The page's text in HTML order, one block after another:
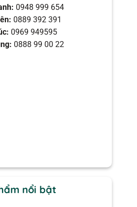
0948 999 654
0889 392 391
0969 949595
0888 99 00 22
nổi bật